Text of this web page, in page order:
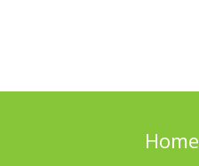
Home